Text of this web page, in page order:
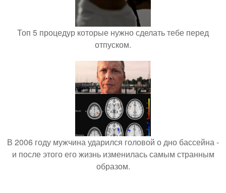
Топ 5 процедур которые нужно сделать тебе перед
отпуском.
В 2006 году мужчина ударился головой о дно бассейна -
и после этого его жизнь изменилась самым странным
образом.